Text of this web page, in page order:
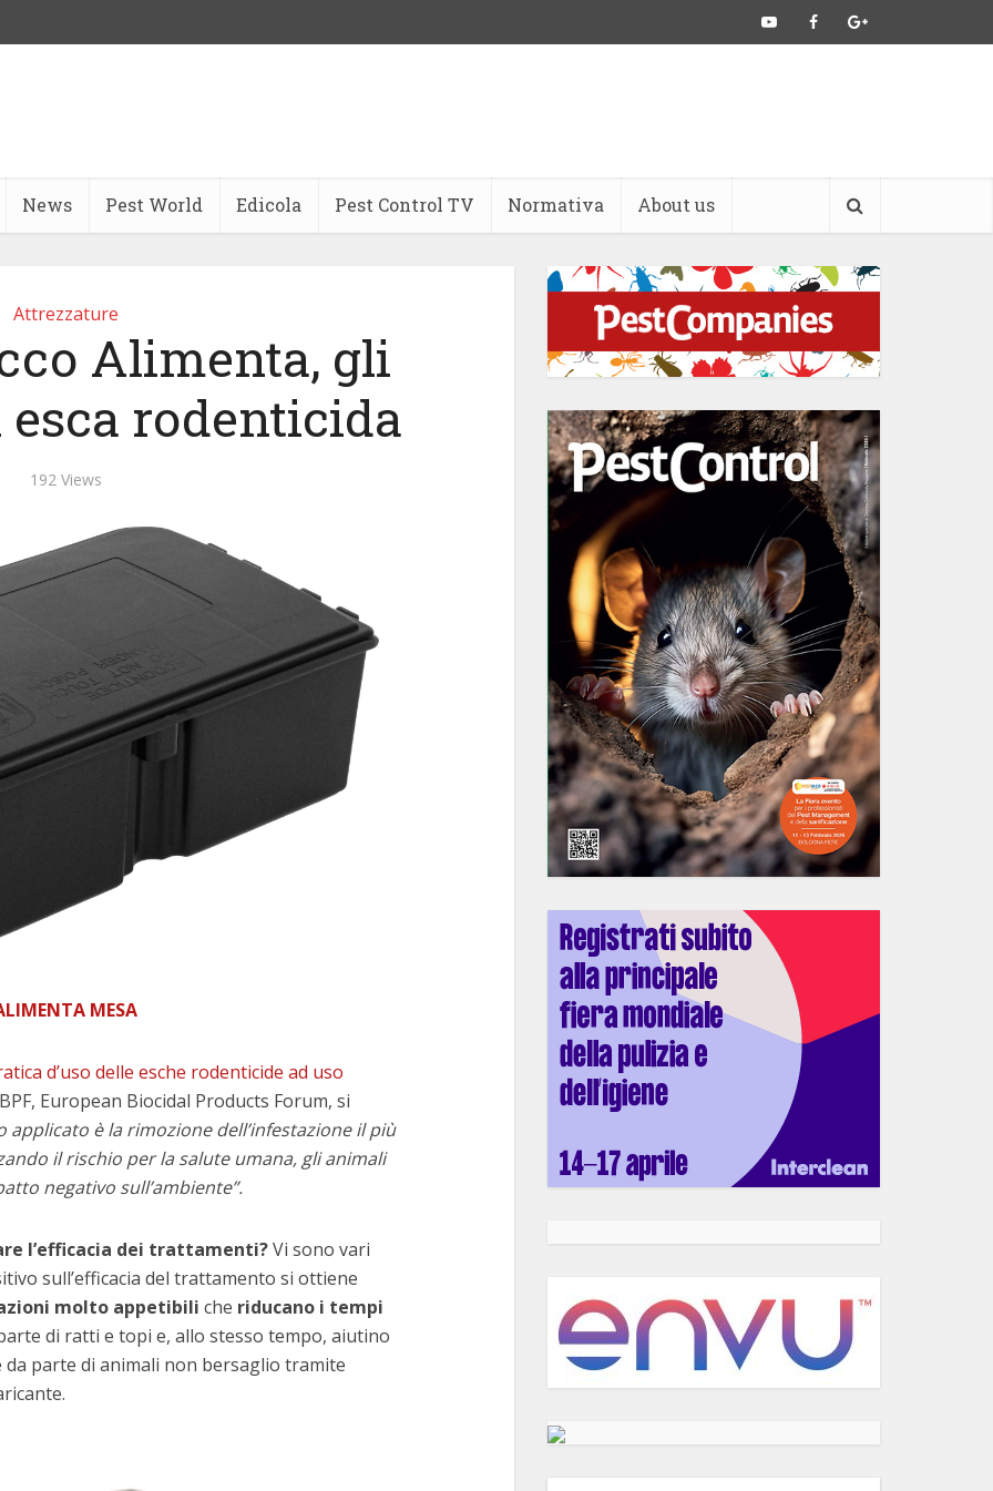
News Pest World Edicola Pest Control TV Normativa About us
Attrezzature
Alimenta, gli
rodenticida
192 Views
MESA
d’uso delle esche rodenticide ad uso
European Biocidal Products Forum, si
è la rimozione dell’infestazione il più
il rischio per la salute umana, gli animali
negativo sull’ambiente”.
l’efficacia dei trattamenti?Vi sono vari
sull’efficacia del trattamento si ottiene
molto appetibili che riducano i tempi
di ratti e topi e, allo stesso tempo, aiutino
parte di animali non bersaglio tramite